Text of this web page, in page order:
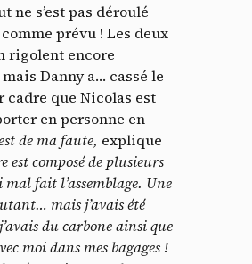
ne s’est pas déroulé
prévu ! Les deux
rigolent encore
Danny a… cassé le
que Nicolas est
en personne en
de ma faute, explique
est composé de plusieurs
mal fait l’assemblage. Une
mais j’avais été
du carbone ainsi que
moi dans mes bagages !